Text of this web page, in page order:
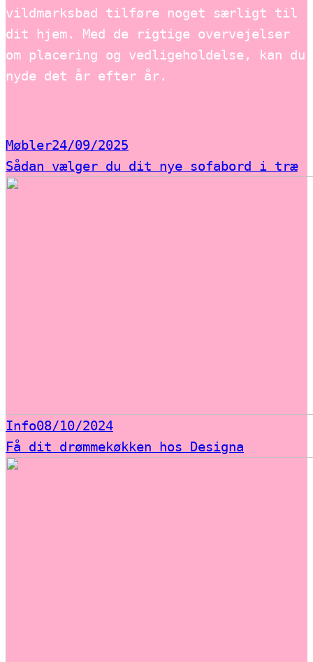
vildmarksbad tilføre noget særligt til
dit hjem. Med de rigtige overvejelser
om placering og vedligeholdelse, kan du
nyde det år efter år.
Møbler24/09/2025
Sådan vælger du dit nye sofabord i træ
Info08/10/2024
Få dit drømmekøkken hos Designa